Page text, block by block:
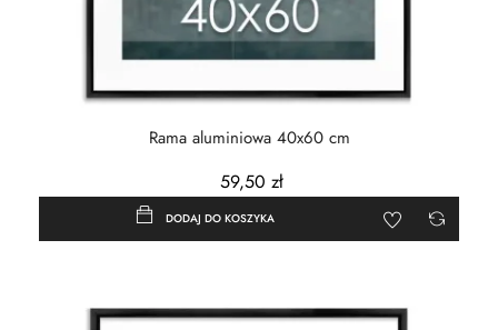
Rama aluminiowa 40x60 cm
59,50 zł
DODAJ DO KOSZYKA